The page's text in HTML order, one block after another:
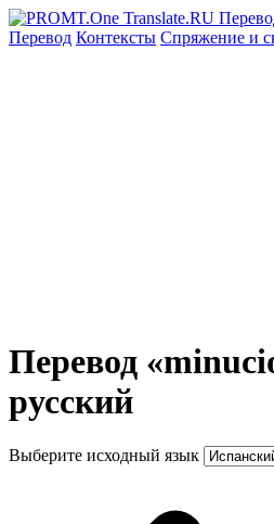
Перевод Контексты Спряжение и
Перевод
русский
Выберите исходный язык